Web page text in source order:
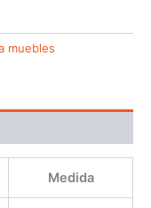
muebles
Medida